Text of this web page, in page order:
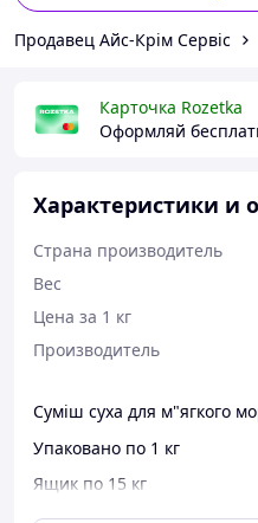
Продавец Айс-Крім Сервіс
Карточка Rozetka
Оформляй
Характеристики и
Страна производитель
Вес
Цена за 1 кг
Производитель
Суміш суха для м"ягкого
Упаковано по 1 кг
Ящик по 15 кг